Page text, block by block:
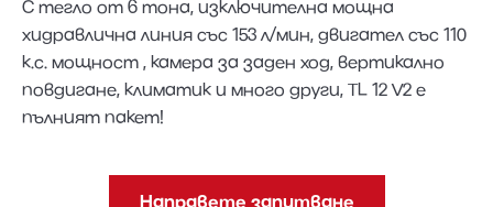
С тегло от 6 тона, изключителна мощна
хидравлична линия със 153 л/мин, двигател със 110
к.с. мощност , камера за заден ход, вертикално
повдигане, климатик и много други, TL 12 V2 е
пълният пакет!
Направете запитване